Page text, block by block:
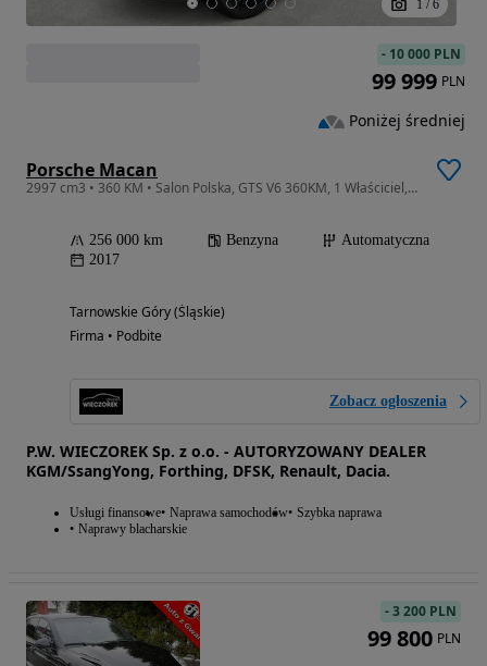
1 / 6
Porsche Macan
2997 cm3 • 360 KM • Salon Polska, GTS V6 360KM, 1 Właściciel, Przedłużona Gwarancja ! ! !
256 000 km Benzyna
Automatyczna
2017
Tarnowskie Góry (Śląskie)
Firma • Podbite
Zobacz ogłoszenia
P.W. WIECZOREK Sp. z o.o. - AUTORYZOWANY DEALER
KGM/SsangYong, Forthing, DFSK, Renault, Dacia.
Usługi finansowe Naprawa samochodów Szybka naprawa
Naprawy blacharskie
- 10 000 PLN
99 999 PLN
Poniżej średniej
-3 200 PLN
99 800 PLN